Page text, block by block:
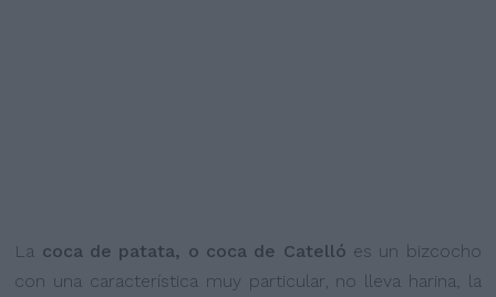
La coca de patata, o coca de Catelló es un bizcocho
con una característica muy particular, no lleva harina, la